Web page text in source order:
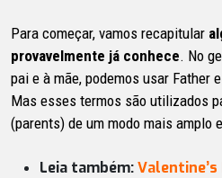
Para começar, vamos recapitular
provavelmente já conhece. No
pai e à mãe, podemos usar Father
Mas esses termos são utilizados
(parents) de um modo mais amplo
Leia também:Valentine’s